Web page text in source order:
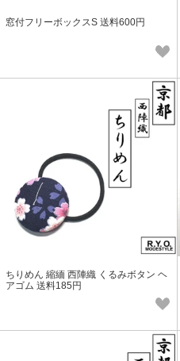
窓付フリーボックスS 送料600円
ちりめん 縮緬 西陣織 くるみボタン ヘ
アゴム 送料185円